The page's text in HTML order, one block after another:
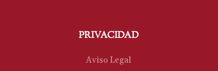
PRIVACIDAD
Aviso Legal